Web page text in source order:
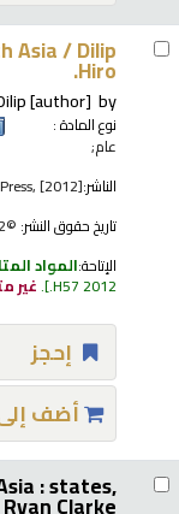
Asia /Dilip
Hiro.
by
[author]
نوع المادة :
عام;
الناشر:[2012]
تاريخ حقوق النشر: ©2012
الإتاحة:المواد
.H57 2012
.غير
إحجز
أضف
: states,
Ryan Clarke.